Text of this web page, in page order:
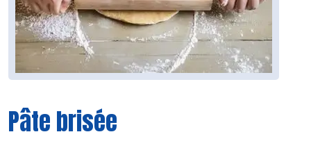
Pâte brisée